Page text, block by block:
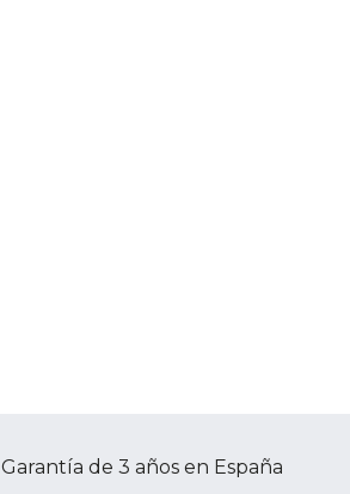
Garantía de 3 años en España